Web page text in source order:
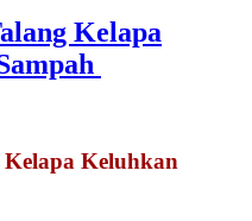
Kelapa
Keluhkan